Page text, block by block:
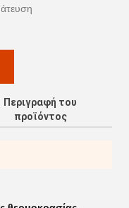
Περιγραφή του
προϊόντος